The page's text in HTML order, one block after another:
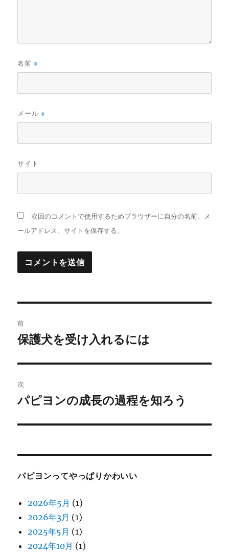
名前※
メール※
サイト
次回のコメントで使用するためブラウザーに自分の名前、メ
ールアドレス、サイトを保存する。
稿
ビ
ゲ
ー
前
前
投
稿:
保護犬を受け入れるには
次
次
投
パピヨンの成長の過程を知ろう
パピヨンってやっぱりかわいい
2026年5月 (1)
2026年3月 (1)
2025年5月 (1)
2024年10月 (1)